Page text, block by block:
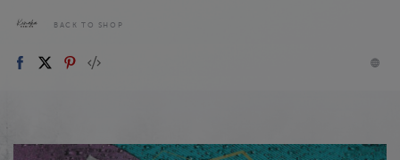
BACK TO SHOP